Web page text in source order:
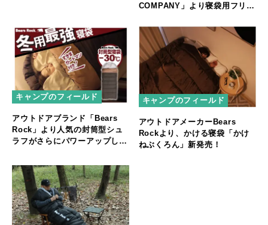
COMPANY」より寝袋用フリー
キャンプのフィールド
アウトドアブランド「Bears
Rock」より人気の封筒型シュ
ラフがさらにパワーアップして
キャンプのフィールド
アウトドアメーカーBears
Rockより、かける寝袋「かけ
ねぶくろん」新発売！